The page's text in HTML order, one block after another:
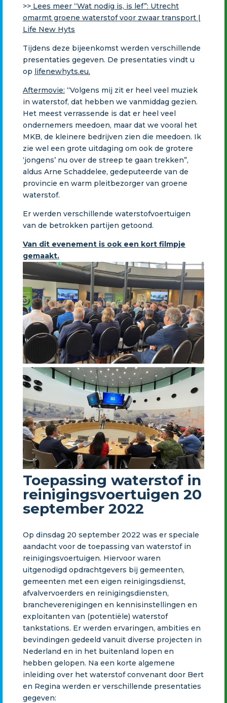
>> Lees meer “Wat nodig is, is lef”: Utrecht
omarmt groene waterstof voor zwaar transport |
Life New Hyts
Tijdens deze bijeenkomst werden verschillende
presentaties gegeven. De presentaties vindt u
op lifenewhyts.eu.
Aftermovie: “Volgens mij zit er heel veel muziek
in waterstof, dat hebben we vanmiddag gezien.
Het meest verrassende is dat er heel veel
ondernemers meedoen, maar dat we vooral het
MKB, de kleinere bedrijven zien die meedoen. Ik
zie wel een grote uitdaging om ook de grotere
‘jongens’ nu over de streep te gaan trekken”,
aldus Arne Schaddelee, gedeputeerde van de
provincie en warm pleitbezorger van groene
waterstof.
Er werden verschillende waterstofvoertuigen
van de betrokken partijen getoond.
Van dit evenement is ook een kort filmpje
gemaakt.
Toepassing waterstof in
reinigingsvoertuigen 20
september 2022
Op dinsdag 20 september 2022 was er speciale
aandacht voor de toepassing van waterstof in
reinigingsvoertuigen. Hiervoor waren
uitgenodigd opdrachtgevers bij gemeenten,
gemeenten met een eigen reinigingsdienst,
afvalvervoerders en reinigingsdiensten,
brancheverenigingen en kennisinstellingen en
exploitanten van (potentiële) waterstof
tankstations. Er werden ervaringen, ambities en
bevindingen gedeeld vanuit diverse projecten in
Nederland en in het buitenland lopen en
hebben gelopen. Na een korte algemene
inleiding over het waterstof convenant door Bert
en Regina werden er verschillende presentaties
gegeven: